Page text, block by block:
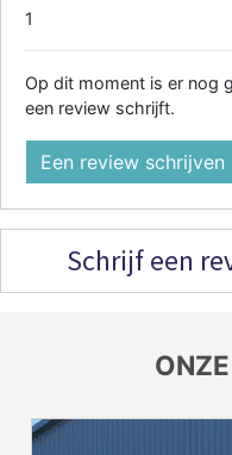
1
Op dit moment is er nog
een review schrijft.
Een review schrijven
Schrijf een
ONZE